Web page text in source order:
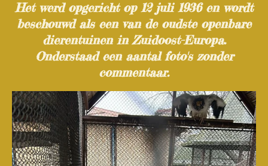
Het werd opgericht op 12 juli 1936 en wordt
beschouwd als een van de oudste openbare
dierentuinen in Zuidoost-Europa.
Onderstaad een aantal foto's zonder
commentaar.